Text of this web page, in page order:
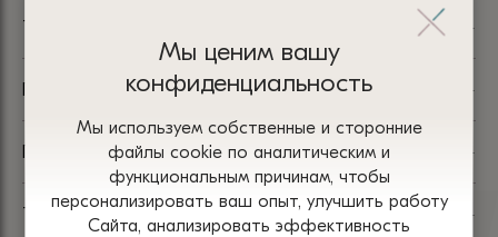
TM KORA
ПОМОЩЬ
ТРИКОТАЖНАЯ ФАБРИКА
Мы ценим вашу
конфиденциальность
Мы используем собственные и сторонние
файлы сооkіе по аналитическим и
функциональным причинам, чтобы
персонализировать ваш опыт, улучшить работу
Сайта, анализировать эффективность